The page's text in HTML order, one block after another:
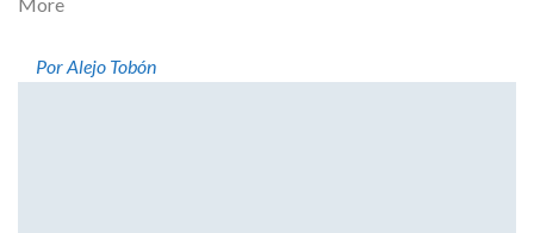
Por Alejo Tobón